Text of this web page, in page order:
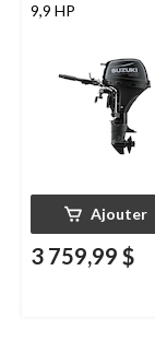
9,9 HP
Ajouter
3 759,99 $